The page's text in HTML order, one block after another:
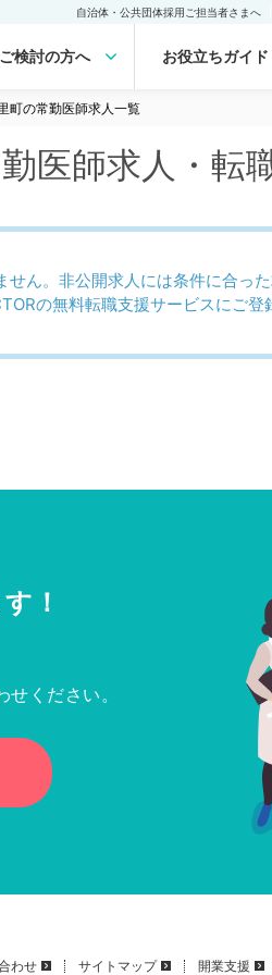
自治体・公共団体採用ご担当者さまへ
検討の方へ お役立ちガイド
町の常勤医師求人一覧
医師求人・転
ん。非公開求人には条件に合っ
の無料転職支援サービスにご登
！
ください。
わせ サイトマップ 開業支援